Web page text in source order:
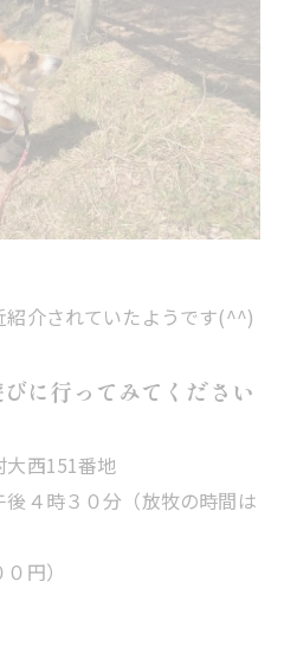
紹介されていたようです(^^)
に行ってみてください
大西151番地
４時３０分（放牧の時間は
円）